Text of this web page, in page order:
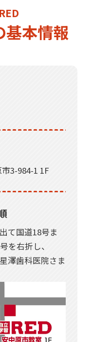
基本情報
3-984-1 1F
て国道18号ま
を右折し、
澤歯科医院さま